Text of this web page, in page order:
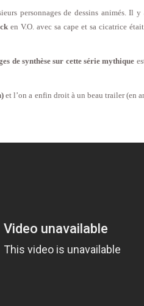
personnages de dessins animés. Il
en V.O. avec sa cape et sa cicatrice
de synthèse sur cette série mythique
et l’on a enfin droit à un beau trailer (en